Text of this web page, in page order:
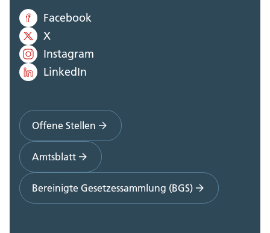
Facebook
X
Instagram
LinkedIn
Offene Stellen
Amtsblatt
Bereinigte Gesetzessammlung (BGS)